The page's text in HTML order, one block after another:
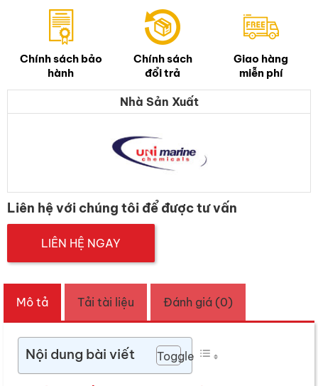
Chính sách bảo
hành
Chính sách
đổi trả
Giao hàng
miễn phí
Nhà Sản Xuất
Liên hệ với chúng tôi để được tư vấn
LIÊN HỆ NGAY
Mô tả Tải tài liệu Đánh giá (0)
Nội dung bài viết Toggle